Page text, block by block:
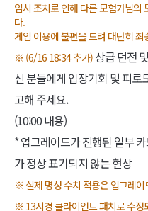
임시 조치로 인해 다른 모험가님의
다.
게임 이용에 불편을 드려 대단히 죄
※ (6/16 18:34 추가) 상급 던전
신 분들에게 입장기회 및 피로
고해 주세요.
(10:00 내용)
* 업그레이드가 진행된 일부
가 정상 표기되지 않는 현상
※ 실제 명성 수치 적용은 업그레이
※ 13시경 클라이언트 패치로 수정